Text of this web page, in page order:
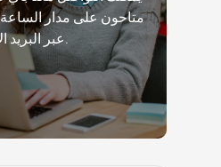
متاحون على مدار الساعة
عبر البريد الإلكتروني أو الهاتف.